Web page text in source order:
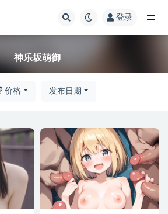
登录
神乐坂萌御
价格 发布日期